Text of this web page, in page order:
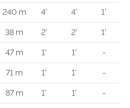
240 m 4' 4' 1'
38 m 2' 2' 1'
47 m 1' 1' -
71 m 1' 1' -
87 m 1' 1' -